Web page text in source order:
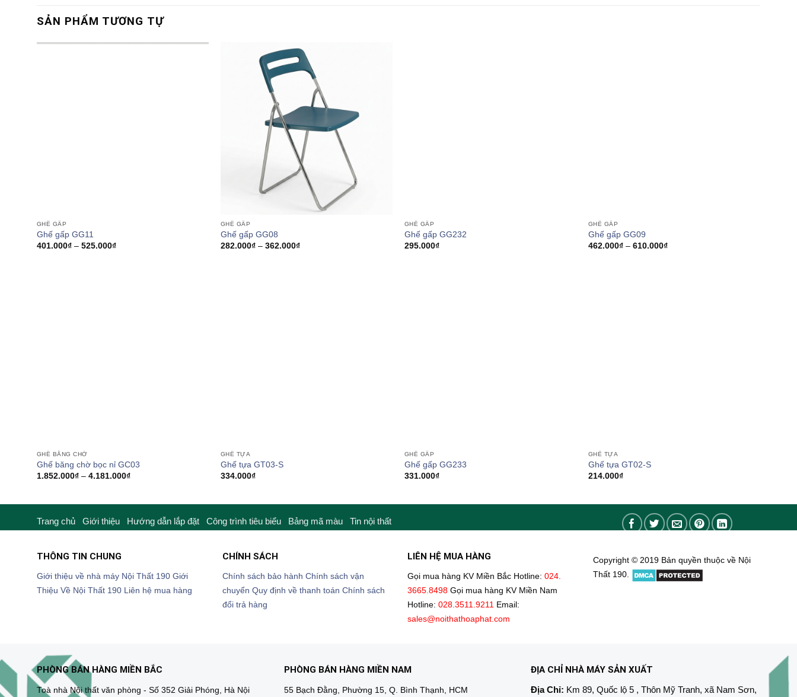
SẢN PHẨM TƯƠNG TỰ
GHẾ GẤP
Ghế gấp GG11
401.000₫ – 525.000₫Khoảng
GHẾ GẤP
Ghế gấp GG08
282.000₫ – 362.000₫Khoảng
GHẾ GẤP
Ghế gấp GG232
295.000₫
GHẾ GẤP
Ghế gấp GG09
462.000₫ – 610.000₫Khoảng
GHẾ BĂNG CHỜ
Ghế băng chờ bọc nỉ GC03
1.852.000₫ – 4.181.000₫Khoảng
đến
GHẾ TỰA
Ghế tựa GT03-S
334.000₫
GHẾ GẤP
Ghế gấp GG233
331.000₫
GHẾ TỰA
Ghế tựa GT02-S
214.000₫
Trang chủ Giới thiệu Hướng dẫn lắp đặt Công trình tiêu biểu Bảng mã màu Tin nội thất
THÔNG TIN CHUNG
Giới thiệu về nhà máy Nội Thất 190 Giới
Thiệu Về Nội Thất 190 Liên hệ mua hàng
CHÍNH SÁCH
Chính sách bảo hành Chính sách vận
chuyển Quy định về thanh toán Chính sách
đổi trả hàng
LIÊN HỆ MUA HÀNG
Gọi mua hàng KV Miền Bắc Hotline: 024.
3665.8498 Gọi mua hàng KV Miền Nam
Hotline: 028.3511.9211 Email:
sales@noithathoaphat.com
Copyright © 2019 Bản quyền thuộc về Nội
Thất 190.
PHÒNG BÁN HÀNG MIỀN BẮC
Toà nhà Nội thất văn phòng - Số 352 Giải Phóng, Hà Nội
PHÒNG BÁN HÀNG MIỀN NAM
55 Bạch Đằng, Phường 15, Q. Bình Thạnh, HCM
ĐỊA CHỈ NHÀ MÁY SẢN XUẤT
Địa Chỉ: Km 89, Quốc lộ 5 , Thôn Mỹ Tranh, xã Nam Sơn,